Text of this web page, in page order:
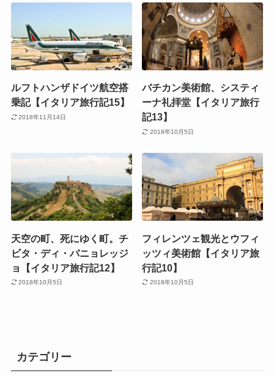
ルフトハンザドイツ航空搭
乗記【イタリア旅行記15】
2018年11月14日
バチカン美術館、システィ
ーナ礼拝堂【イタリア旅行
記13】
2018年10月5日
天空の町、死にゆく町。チ
ビタ・ディ・バニョレッジ
ョ【イタリア旅行記12】
2018年10月5日
フィレンツェ観光とウフィ
ッツィ美術館【イタリア旅
行記10】
2018年10月5日
カテゴリー